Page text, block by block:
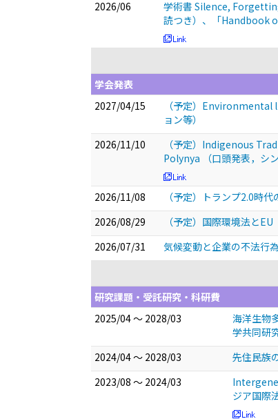
2026/06
学術書 Silence,
読つき）、「Handbook
学会発表
2027/04/15
（予定）
ョン等）
2026/11/10
（予定）Indigenous
Polynya
（口頭発表，シ
2026/11/08 （予定）トランプ2.0時
2026/08/29
（予定）国際環境法とEU
2026/07/31
気候変動と企業の不法行
研究課題・受託研究・科研費
2025/04 ～ 2028/03
海洋生物
学共同研
2024/04 ～ 2028/03
先住民族
2023/08 ～ 2024/03
ジア国際